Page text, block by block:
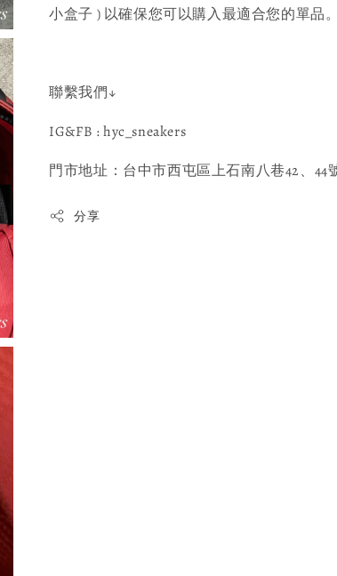
小盒子 ) 以確保您可以購入最適合您的單品。
聯繫我們↓
IG&FB : hyc_sneakers
門市地址：台中市西屯區上石南八巷42、44
分享